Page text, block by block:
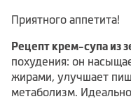
Приятного аппетита!
Рецепт крем-супа из
похудения: он
жирами, улучшает
метаболизм.